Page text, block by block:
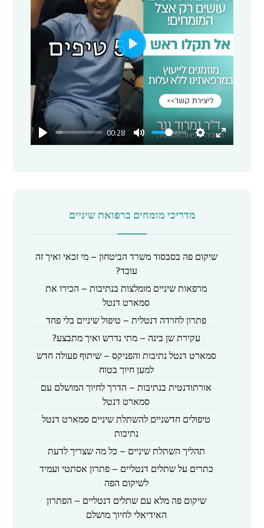
00:28
P
l
a
מדריכי מומחים ברפואת שיניים
שיקום פה בסבסוד משרד הביטחון – מי זכאי ואיך זה
עובד?
מרפאות שיניים מומלצות בנתיבות – הכירו את
סמארט דנטל
פתרון לחרדה דנטלית – טיפול שיניים בלי פחד
עקירת שן בינה – מתי נדרש ואיך מתבצע?
סמארט דנטל נתיבות והפניקס – שיתוף פעולה חדש
למען חיוך בטוח
אורתודנטית בנתיבות – הדרך לחיוך המושלם עם
סמארט דנטל
טיפולים חדשניים להשתלת שיניים סמארט דנטל
נתיבות
תהליך השתלת שיניים – כל מה שצריך לדעת
כתרים על שתלים דנטליים – פתרון אסתטי ועמיד
לשיקום הפה
שיקום פה מלא עם שתלים דנטליים – הפתרון
האידיאלי לחיוך מושלם